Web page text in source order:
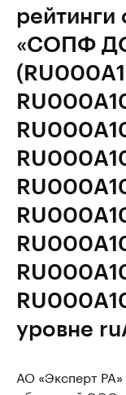
«СОПФ
уровне
АО «Эксперт РА»